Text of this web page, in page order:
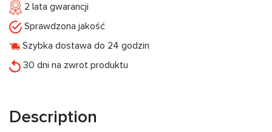
2 lata gwarancji
Sprawdzona jakość
Szybka dostawa do 24 godzin
30 dni na zwrot produktu
Description